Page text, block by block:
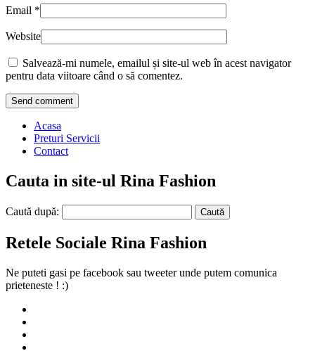
Email *
Website
Salvează-mi numele, emailul și site-ul web în acest navigator
pentru data viitoare când o să comentez.
Acasa
Preturi Servicii
Contact
Cauta in site-ul Rina Fashion
Caută după:
Retele Sociale Rina Fashion
Ne puteti gasi pe facebook sau tweeter unde putem comunica
prieteneste ! :)